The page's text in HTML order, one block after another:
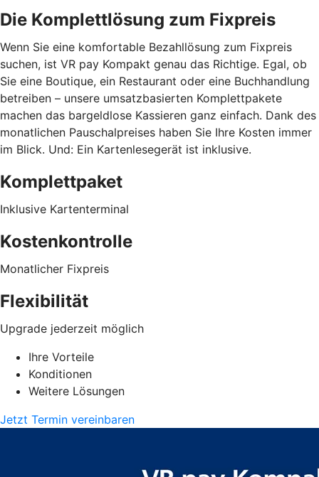
Die Komplettlösung zum Fixpreis
Wenn Sie eine komfortable Bezahllösung zum Fixpreis
suchen, ist VR pay Kompakt genau das Richtige. Egal, ob
Sie eine Boutique, ein Restaurant oder eine Buchhandlung
betreiben – unsere umsatzbasierten Komplettpakete
machen das bargeldlose Kassieren ganz einfach. Dank des
monatlichen Pauschalpreises haben Sie Ihre Kosten immer
im Blick. Und: Ein Kartenlesegerät ist inklusive.
Komplettpaket
Inklusive Kartenterminal
Kostenkontrolle
Monatlicher Fixpreis
Flexibilität
Upgrade jederzeit möglich
Ihre Vorteile
Konditionen
Weitere Lösungen
Jetzt Termin vereinbaren